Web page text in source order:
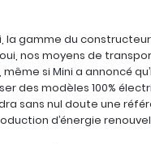
la gamme du
nos moyens de
si Mini a annoncé
des modèles 100%
sans nul doute une
d’énergie